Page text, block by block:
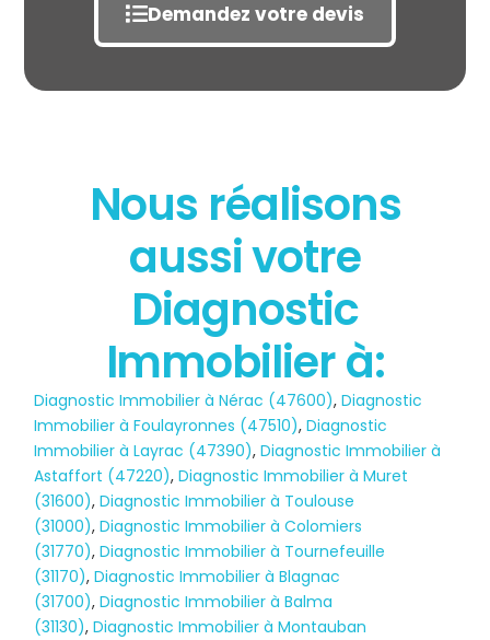
État des risques
POLLUTION
Demandez votre devis
Nous réalisons
aussi votre
Diagnostic
Immobilier à:
Diagnostic Immobilier à Nérac (47600),Diagnostic
Immobilier à Foulayronnes (47510),Diagnostic
Immobilier à Layrac (47390),Diagnostic Immobilier à
Astaffort (47220),Diagnostic Immobilier à Muret
(31600),Diagnostic Immobilier à Toulouse
(31000),Diagnostic Immobilier à Colomiers
(31770),Diagnostic Immobilier à Tournefeuille
(31170),Diagnostic Immobilier à Blagnac
(31700),Diagnostic Immobilier à Balma
(31130),Diagnostic Immobilier à Montauban